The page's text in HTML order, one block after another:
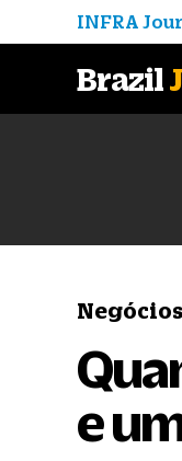
INFRA
Brazil
Negócios
e